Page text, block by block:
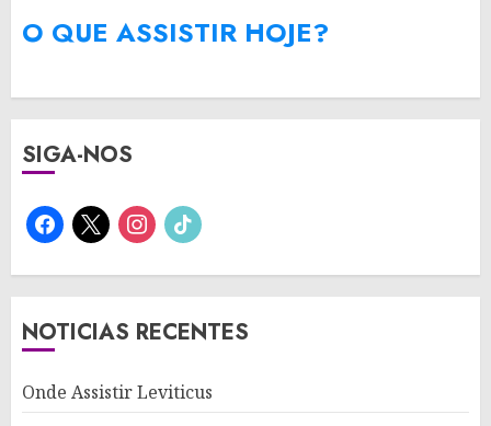
O QUE ASSISTIR HOJE?
SIGA-NOS
facebook
x instagram
tiktok
NOTICIAS RECENTES
Onde Assistir Leviticus